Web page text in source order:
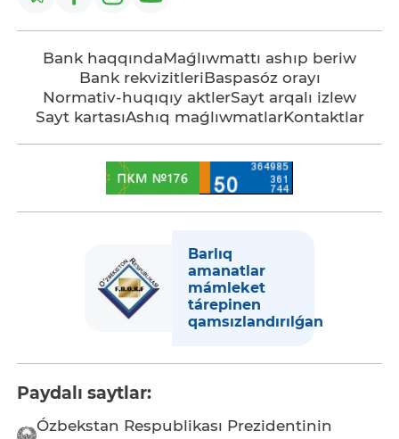
Bank haqqındaMaǵlıwmattı ashıp beriw
Bank rekvizitleriBaspasóz orayı
Normativ-huqıqıy aktlerSayt arqalı izlew
Sayt kartasıAshıq maǵlıwmatlarKontaktlar
Barlıq
amanatlar
mámleket
tárepinen
qamsızlandırılǵan
Paydalı saytlar:
Ózbekstan Respublikası Prezidentinin